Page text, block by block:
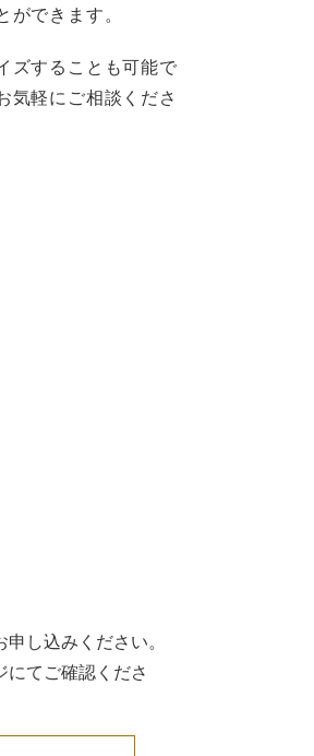
ができます。
ズすることも可能で
気軽にご相談くださ
し込みください。
てご確認くださ